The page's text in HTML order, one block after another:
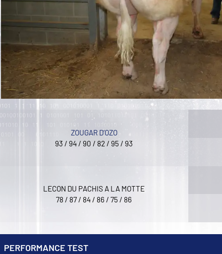
ZOUGAR D’OZO
93 / 94 / 90 / 82 / 95 / 93
LECON DU PACHIS A LA MOTTE
78 / 87 / 84 / 86 / 75 / 86
PERFORMANCE TEST